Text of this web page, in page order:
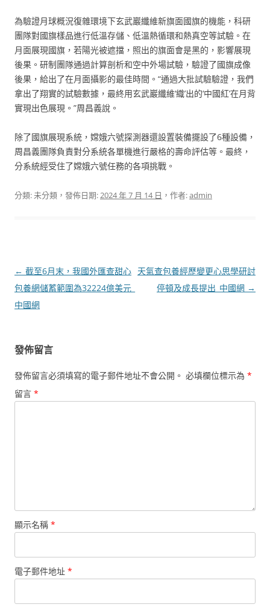
為驗證月球概況復雜環境下玄武巖纖維新旗面國旗的機能，科研
團隊對國旗樣品進行低溫存儲、低溫熱循環和熱真空等試驗。在
月面展現國旗，若陽光被遮擋，照出的旗面會是黑的，影響展現
後果。研制團隊通過計算剖析和空中外場試驗，驗證了國旗成像
後果，給出了在月面攝影的最佳時間。“通過大批試驗驗證，我們
拿出了翔實的試驗數據，最終用玄武巖纖維‘織’出的‘中國紅’在月背
實現出色展現。”周昌義說。
除了國旗展現系統，嫦娥六號探測器還設置裝備擺設了6種設備，
周昌義團隊負責對分系統各單機進行嚴格的壽命評估等。最終，
分系統經受住了嫦娥六號任務的各項挑戰。
分類: 未分類，發佈日期:2024 年 7 月 14 日 ，作者:admin
文
章
導
← 截至6月末，我國外匯查甜心
包養網儲蓄範圍為32224億美元_
中國網
天氣查包養經歷變更心思學研討
停頓及成長提出_中國網 →
發佈留言
發佈留言必須填寫的電子郵件地址不會公開。 必填欄位標示為 *
留言 *
顯示名稱 *
電子郵件地址 *